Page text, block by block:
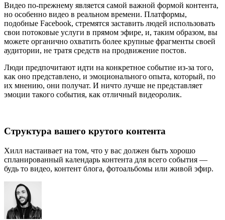
Видео по-прежнему является самой важной формой контента,
но особенно видео в реальном времени. Платформы,
подобные Facebook, стремятся заставить людей использовать
свои потоковые услуги в прямом эфире, и, таким образом, вы
можете органично охватить более крупные фрагменты своей
аудитории, не тратя средств на продвижение постов.
Люди предпочитают идти на конкретное событие из-за того,
как оно представлено, и эмоционального опыта, который, по
их мнению, они получат. И ничто лучше не представляет
эмоции такого события, как отличный видеоролик.
Структура вашего крутого контента
Хилл настаивает на том, что у вас должен быть хорошо
спланированный календарь контента для всего события —
будь то видео, контент блога, фотоальбомы или живой эфир.